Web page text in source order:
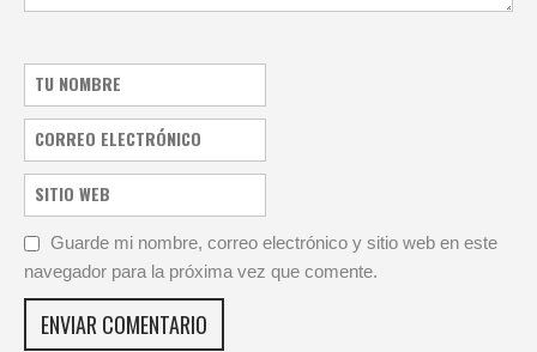
Guarde mi nombre, correo electrónico y sitio web en este
navegador para la próxima vez que comente.